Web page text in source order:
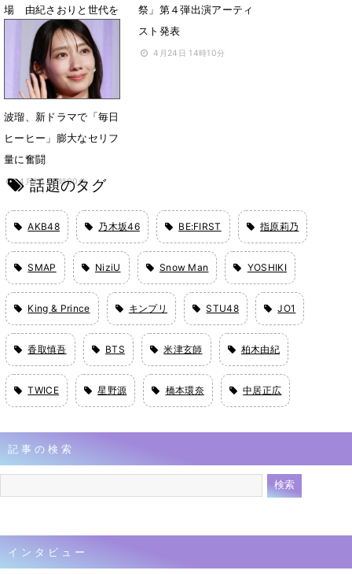
場 由紀さおりと世代を
超えた昭和歌謡トークも
4月30日 14時19分
祭」第４弾出演アーティ
スト発表
4月24日 14時10分
波瑠、新ドラマで「毎日
ヒーヒー」膨大なセリフ
量に奮闘
4月1日 07時00分
話題のタグ
AKB48 乃木坂46 BE:FIRST 指原莉乃
SMAP NiziU Snow Man YOSHIKI
King & Prince キンプリ STU48 JO1
香取慎吾 BTS 米津玄師 柏木由紀
TWICE 星野源 橋本環奈 中居正広
記事の検索
インタビュー